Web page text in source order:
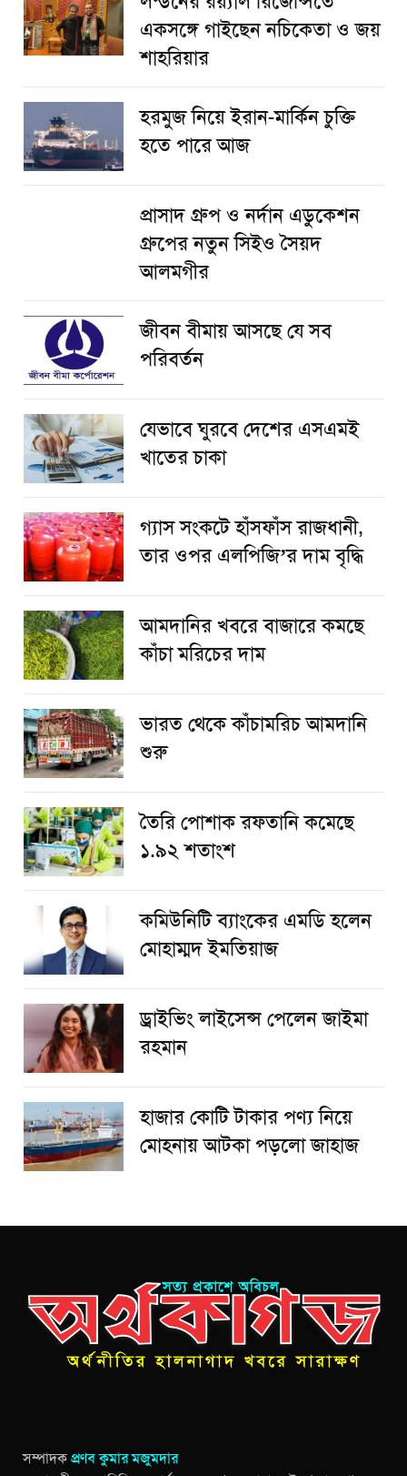
একসঙ্গে গাইছেন নচিকেতা ও জয়
শাহরিয়ার
হরমুজ নিয়ে ইরান-মার্কিন চুক্তি
হতে পারে আজ
প্রাসাদ গ্রুপ ও নর্দান এডুকেশন
গ্রুপের নতুন সিইও সৈয়দ
আলমগীর
জীবন বীমায় আসছে যে সব
পরিবর্তন
যেভাবে ঘুরবে দেশের এসএমই
খাতের চাকা
গ্যাস সংকটে হাঁসফাঁস রাজধানী,
তার ওপর এলপিজি’র দাম বৃদ্ধি
আমদানির খবরে বাজারে কমছে
কাঁচা মরিচের দাম
ভারত থেকে কাঁচামরিচ আমদানি
শুরু
তৈরি পোশাক রফতানি কমেছে
১.৯২ শতাংশ
কমিউনিটি ব্যাংকের এমডি হলেন
মোহাম্মদ ইমতিয়াজ
ড্রাইভিং লাইসেন্স পেলেন জাইমা
রহমান
হাজার কোটি টাকার পণ্য নিয়ে
মোহনায় আটকা পড়লো জাহাজ
সম্পাদকপ্রণব কুমার মজুমদার